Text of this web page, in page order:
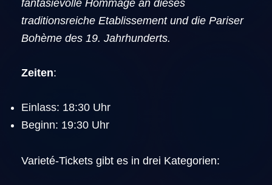
fantasievolle Hommage an dieses
traditionsreiche Etablissement und die Pariser
Bohème des 19. Jahrhunderts.
Zeiten:
Einlass: 18:30 Uhr
Beginn: 19:30 Uhr
Varieté-Tickets gibt es in drei Kategorien: